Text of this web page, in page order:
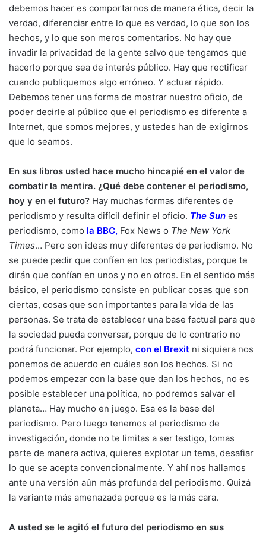
debemos hacer es comportarnos de manera ética, decir la
verdad, diferenciar entre lo que es verdad, lo que son los
hechos, y lo que son meros comentarios. No hay que
invadir la privacidad de la gente salvo que tengamos que
hacerlo porque sea de interés público. Hay que rectificar
cuando publiquemos algo erróneo. Y actuar rápido.
Debemos tener una forma de mostrar nuestro oficio, de
poder decirle al público que el periodismo es diferente a
Internet, que somos mejores, y ustedes han de exigirnos
que lo seamos.
En sus libros usted hace mucho hincapié en el valor de
combatir la mentira. ¿Qué debe contener el periodismo,
hoy y en el futuro? Hay muchas formas diferentes de
periodismo y resulta difícil definir el oficio. The Sun es
periodismo, como la BBC, Fox News o The New York
Times… Pero son ideas muy diferentes de periodismo. No
se puede pedir que confíen en los periodistas, porque te
dirán que confían en unos y no en otros. En el sentido más
básico, el periodismo consiste en publicar cosas que son
ciertas, cosas que son importantes para la vida de las
personas. Se trata de establecer una base factual para que
la sociedad pueda conversar, porque de lo contrario no
podrá funcionar. Por ejemplo, con el Brexit ni siquiera nos
ponemos de acuerdo en cuáles son los hechos. Si no
podemos empezar con la base que dan los hechos, no es
posible establecer una política, no podremos salvar el
planeta… Hay mucho en juego. Esa es la base del
periodismo. Pero luego tenemos el periodismo de
investigación, donde no te limitas a ser testigo, tomas
parte de manera activa, quieres explotar un tema, desafiar
lo que se acepta convencionalmente. Y ahí nos hallamos
ante una versión aún más profunda del periodismo. Quizá
la variante más amenazada porque es la más cara.
A usted se le agitó el futuro del periodismo en sus